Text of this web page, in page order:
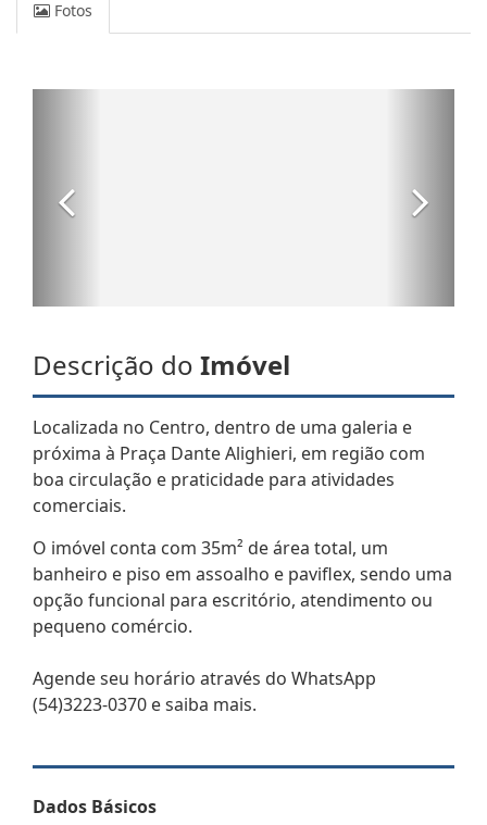
Fotos
Descrição do Imóvel
Localizada no Centro, dentro de uma galeria e
próxima à Praça Dante Alighieri, em região com
boa circulação e praticidade para atividades
comerciais.
O imóvel conta com 35m² de área total, um
banheiro e piso em assoalho e paviflex, sendo uma
opção funcional para escritório, atendimento ou
pequeno comércio.
Agende seu horário através do WhatsApp
(54)3223-0370 e saiba mais.
Dados Básicos